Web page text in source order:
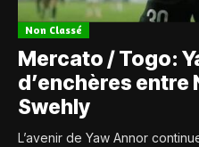
Non Classé
Mercato / Togo:
d’enchères entre
Swehly
L’avenir de Yaw Annor